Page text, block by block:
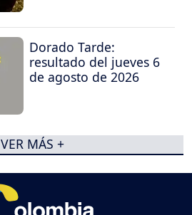
Dorado Tarde:
resultado del jueves 6
de agosto de 2026
VER MÁS +